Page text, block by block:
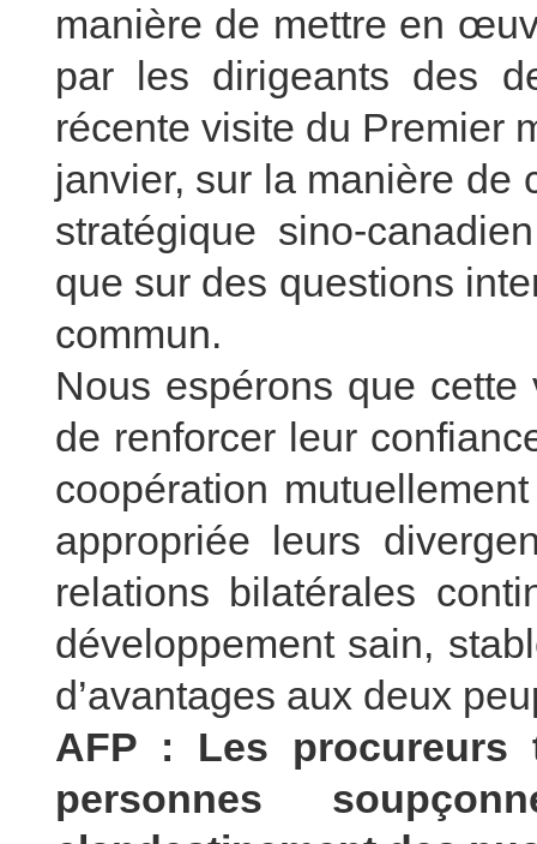
manière de mettre en
par les dirigeants des
récente visite du Premier
janvier, sur la manière de
stratégique sino-
que sur des questions
commun.
Nous espérons que
de renforcer leur
coopération
appropriée leurs
relations bilatérales
développement sain,
d’avantages aux deux
AFP : Les procureurs
personnes